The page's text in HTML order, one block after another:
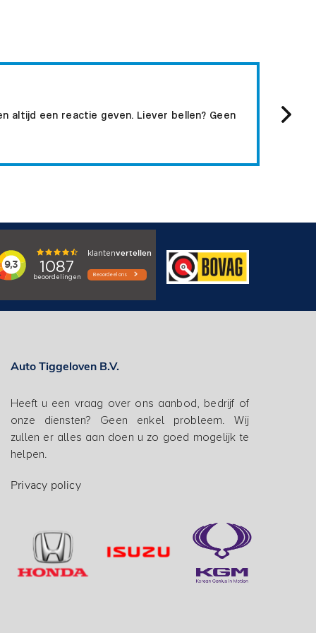
altijd een reactie geven. Liever bellen? Geen
Auto Tiggeloven B.V.
Heeft u een vraag over ons aanbod, bedrijf of
onze diensten? Geen enkel probleem. Wij
zullen er alles aan doen u zo goed mogelijk te
helpen.
Privacy policy